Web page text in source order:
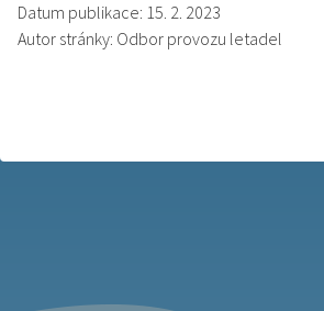
Datum publikace: 15. 2. 2023
Autor stránky: Odbor provozu letadel